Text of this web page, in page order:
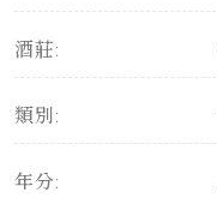
酒莊:
類別:
年分: